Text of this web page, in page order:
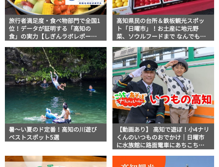
旅行者満足度・食べ物部門で全国1
位！データが証明する「高知の
食」の実力【しぎんラボレポー
高知県民の台所＆鉄板観光スポッ
ト「日曜市」！お土産に地元野
菜、ソウルフードまで なんでもそ
説！
暑～い夏のド定番！高知の川遊び
ベストスポット5選
【動画あり】 高知で遊ぼ！小4ナリ
くんのいつものおでかけ｜日曜市
に水族館に路面電車にあちこち巡